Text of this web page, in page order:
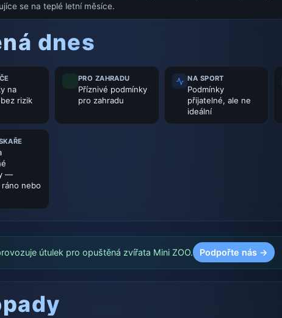
se na teplé letní měsíce.
dnes
na
rizik
PRO ZAHRADU
Příznivé podmínky
pro zahradu
NA SPORT
Podmínky
přijatelné, ale ne
ideální
—
nebo
útulek pro opuštěná zvířata Mini ZOO. Podpořte nás →